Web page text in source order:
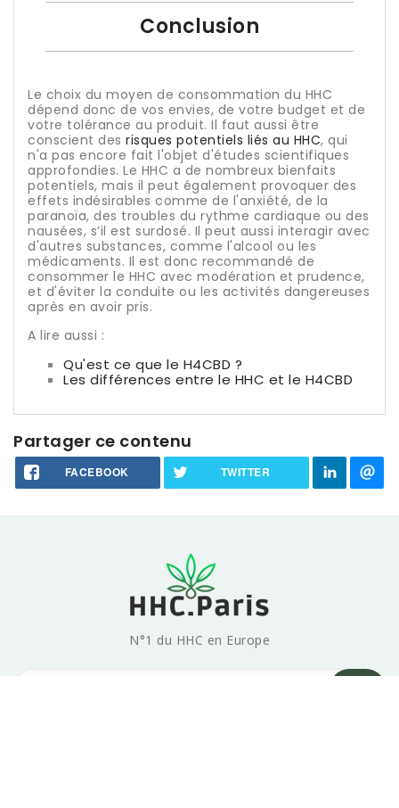
Conclusion
Le choix du moyen de consommation du HHC
dépend donc de vos envies, de votre budget et de
votre tolérance au produit. Il faut aussi être
conscient des risques potentiels liés au HHC, qui
n'a pas encore fait l'objet d'études scientifiques
approfondies. Le HHC a de nombreux bienfaits
potentiels, mais il peut également provoquer des
effets indésirables comme de l'anxiété, de la
paranoïa, des troubles du rythme cardiaque ou des
nausées, s’il est surdosé. Il peut aussi interagir avec
d'autres substances, comme l'alcool ou les
médicaments. Il est donc recommandé de
consommer le HHC avec modération et prudence,
et d'éviter la conduite ou les activités dangereuses
après en avoir pris.
A lire aussi :
Qu'est ce que le H4CBD ?
Les différences entre le HHC et le H4CBD
Partager ce contenu
FACEBOOK TWITTER
N°1 du HHC en Europe